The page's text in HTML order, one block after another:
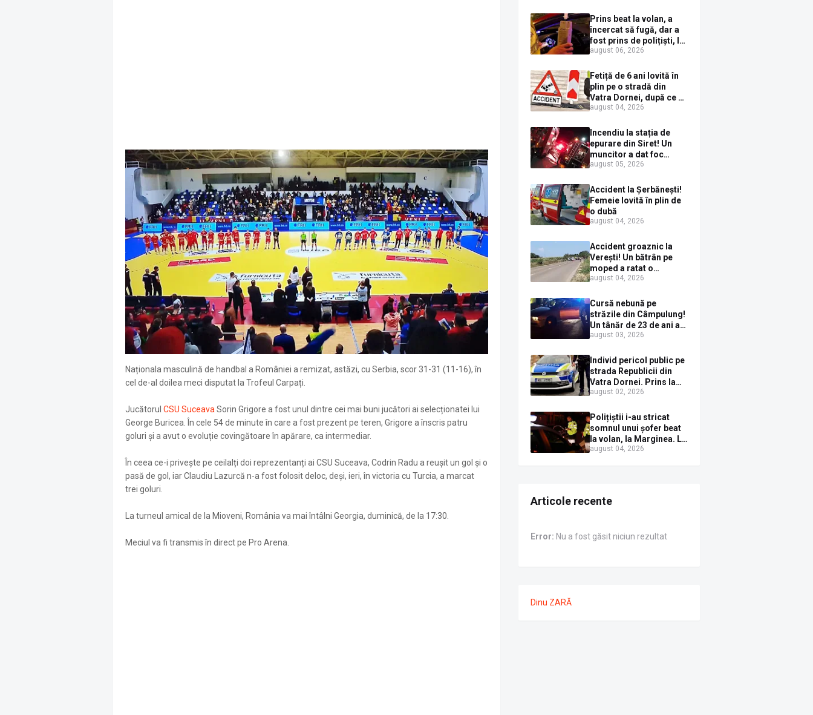
Naționala masculină de handbal a României a remizat, astăzi, cu Serbia, scor 31-31 (11-16), în
cel de-al doilea meci disputat la Trofeul Carpați.
Jucătorul CSU Suceava Sorin Grigore a fost unul dintre cei mai buni jucători ai selecționatei lui
George Buricea. În cele 54 de minute în care a fost prezent pe teren, Grigore a înscris patru
goluri și a avut o evoluție covingătoare în apărare, ca intermediar.
În ceea ce-i privește pe ceilalți doi reprezentanți ai CSU Suceava, Codrin Radu a reușit un gol și o
pasă de gol, iar Claudiu Lazurcă n-a fost folosit deloc, deși, ieri, în victoria cu Turcia, a marcat
trei goluri.
La turneul amical de la Mioveni, România va mai întâlni Georgia, duminică, de la 17:30.
Meciul va fi transmis în direct pe Pro Arena.
distruse
Prins beat la volan, a
încercat să fugă, dar a
fost prins de polițiști, la
Dorna Candrenilor.
1,59 mg/l alcool pur în
aerul expirat
august 06, 2026
Fetiță de 6 ani lovită în
plin pe o stradă din
Vatra Dornei, după ce a
ieșit în fața mașinii prin
august 04, 2026
Incendiu la stația de
epurare din Siret! Un
muncitor a dat foc
pompelor de apă în timp
combustibil
august 05, 2026
Accident la Șerbănești!
Femeie lovită în plin de
o dubă
august 04, 2026
Accident groaznic la
Verești! Un bătrân pe
moped a ratat o
depășire și a ajuns sub
august 04, 2026
Cursă nebună pe
străzile din Câmpulung!
Un tânăr de 23 de ani a
fugit de poliție cu un
un gard de pe strada
Sirenei
august 03, 2026
Individ pericol public pe
strada Republicii din
Vatra Dornei. Prins la
volan cu mașina
plină zi
august 02, 2026
Polițiștii i-au stricat
somnul unui șofer beat
la volan, la Marginea. L-
au trezit instant cu un
august 04, 2026
Articole recente
Error: Nu a fost găsit niciun rezultat
Dinu ZARĂ